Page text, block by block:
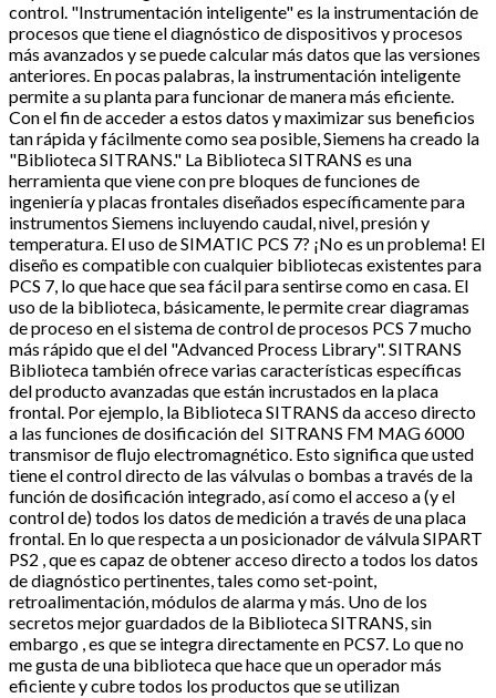
control. "Instrumentación inteligente" es la instrumentación de
procesos que tiene el diagnóstico de dispositivos y procesos
más avanzados y se puede calcular más datos que las versiones
anteriores. En pocas palabras, la instrumentación inteligente
permite a su planta para funcionar de manera más eficiente.
Con el fin de acceder a estos datos y maximizar sus beneficios
tan rápida y fácilmente como sea posible, Siemens ha creado la
"Biblioteca SITRANS." La Biblioteca SITRANS es una
herramienta que viene con pre bloques de funciones de
ingeniería y placas frontales diseñados específicamente para
instrumentos Siemens incluyendo caudal, nivel, presión y
temperatura. El uso de SIMATIC PCS 7? ¡No es un problema! El
diseño es compatible con cualquier bibliotecas existentes para
PCS 7, lo que hace que sea fácil para sentirse como en casa. El
uso de la biblioteca, básicamente, le permite crear diagramas
de proceso en el sistema de control de procesos PCS 7 mucho
más rápido que el del "Advanced Process Library". SITRANS
Biblioteca también ofrece varias características específicas
del producto avanzadas que están incrustados en la placa
frontal. Por ejemplo, la Biblioteca SITRANS da acceso directo
a las funciones de dosificación del SITRANS FM MAG 6000
transmisor de flujo electromagnético. Esto significa que usted
tiene el control directo de las válvulas o bombas a través de la
función de dosificación integrado, así como el acceso a (y el
control de) todos los datos de medición a través de una placa
frontal. En lo que respecta a un posicionador de válvula SIPART
PS2 , que es capaz de obtener acceso directo a todos los datos
de diagnóstico pertinentes, tales como set-point,
retroalimentación, módulos de alarma y más. Uno de los
secretos mejor guardados de la Biblioteca SITRANS, sin
embargo , es que se integra directamente en PCS7. Lo que no
me gusta de una biblioteca que hace que un operador más
eficiente y cubre todos los productos que se utilizan